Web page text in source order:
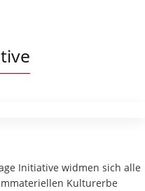
Initiative widmen sich alle
Kulturerbe